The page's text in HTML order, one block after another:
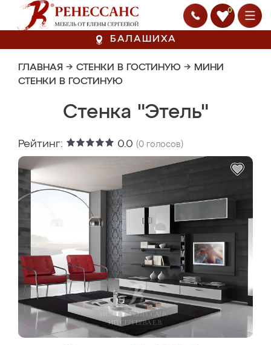
0
БАЛАШИХА
ГЛАВНАЯ → СТЕНКИ В ГОСТИНУЮ → МИНИ
СТЕНКИ В ГОСТИНУЮ
Стенка "Этель"
Рейтинг: 0.0 (0 голосов)